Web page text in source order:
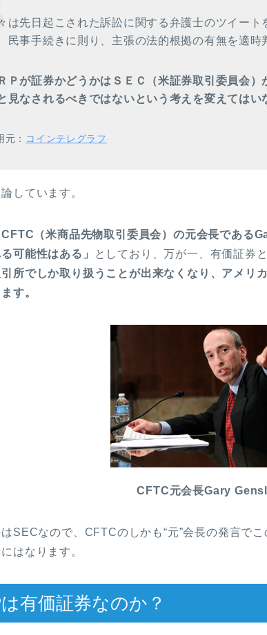
は先日起こされた訴訟に関する弁護士のツイー
民事手続きに則り、主張の法的根拠の有無を適時
Ｐが証券かどうかはＳＥＣ（米証券取引委員会
見なされるべきではないという考えを変えてはい
元： コインテレグラフ
しています。
CFTC（米商品先物取引委員会）の元会長である
可能性はある」
としており、万が一、有価証券
所でしか取り扱うことが出来なくなり、アメリ
す。
CFTC元会長Gary
SECなので、CFTCのしかも“元”会長の発言で
はなります。
有価証券なのか？